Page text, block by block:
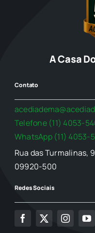
A Casa
Contato
Telefone (11) 4053-
WhatsApp (11) 4053-
Rua das Turmalinas,
09920-500
Redes Sociais